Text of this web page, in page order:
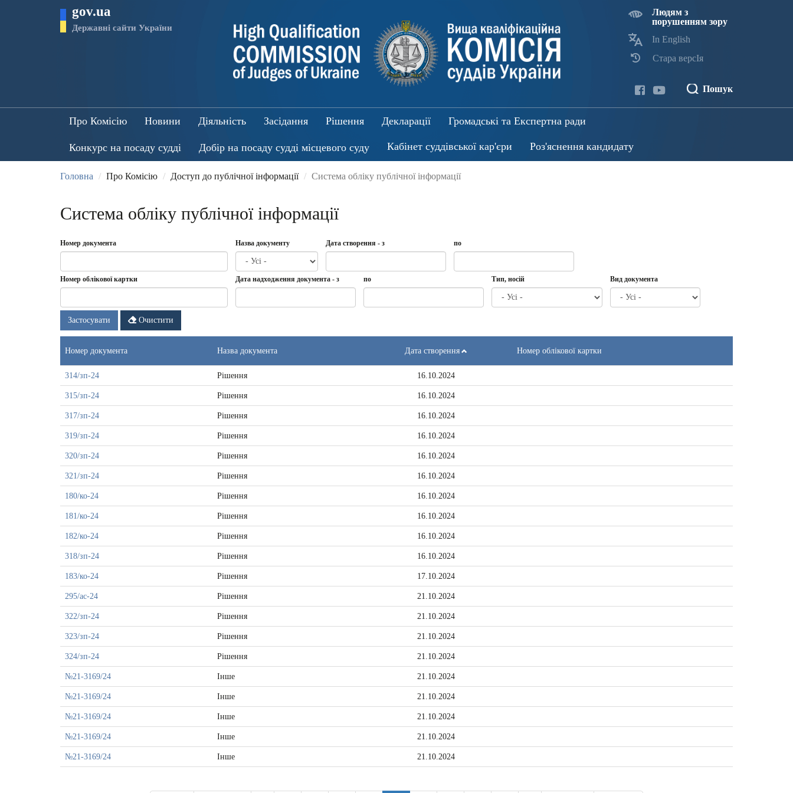
gov.ua
Державні сайти України
Людям з
порушенням зору
In English
Стара версІя
Пошук
Про Комісію Новини Діяльність Засідання Рішення Декларації Громадські та Експертна ради
Конкурс на посаду судді Добір на посаду судді місцевого суду Кабінет суддівської кар'єри Роз'яснення кандидату
Головна Про Комісію Доступ до публічної інформації Система обліку публічної інформації
Система обліку публічної інформації
Номер документа Назва документу Дата створення - з
створення
з
по
Номер облікової картки Дата надходження документа - з
з
по Тип, носій Вид документа
Застосувати Очистити
Номер документа Назва документа Дата створення Номер облікової картки
314/зп-24 Рішення 16.10.2024
315/зп-24 Рішення 16.10.2024
317/зп-24 Рішення 16.10.2024
319/зп-24 Рішення 16.10.2024
320/зп-24 Рішення 16.10.2024
321/зп-24 Рішення 16.10.2024
180/ко-24 Рішення 16.10.2024
181/ко-24 Рішення 16.10.2024
182/ко-24 Рішення 16.10.2024
318/зп-24 Рішення 16.10.2024
183/ко-24 Рішення 17.10.2024
295/ас-24 Рішення 21.10.2024
322/зп-24 Рішення 21.10.2024
323/зп-24 Рішення 21.10.2024
324/зп-24 Рішення 21.10.2024
№21-3169/24 Інше 21.10.2024
№21-3169/24 Інше 21.10.2024
№21-3169/24 Інше 21.10.2024
№21-3169/24 Інше 21.10.2024
№21-3169/24 Інше 21.10.2024